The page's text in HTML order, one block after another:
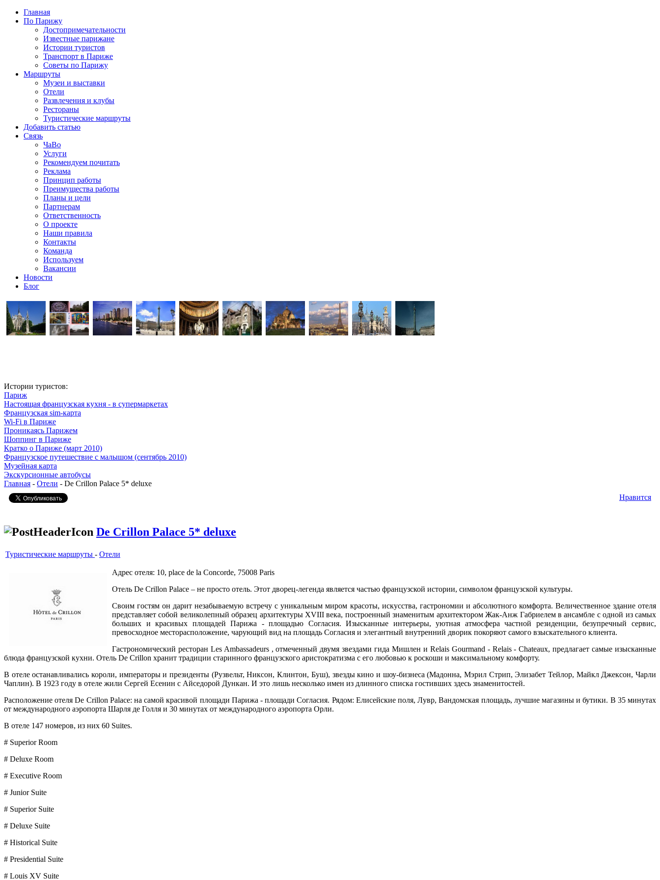
Главная
По Парижу
Достопримечательности
Известные парижане
Истории туристов
Транспорт в Париже
Советы по Парижу
Маршруты
Музеи и выставки
Отели
Развлечения и клубы
Рестораны
Туристические маршруты
Добавить статью
Связь
ЧаВо
Услуги
Рекомендуем почитать
Реклама
Принцип работы
Преимущества работы
Планы и цели
Партнерам
Ответственность
О проекте
Наши правила
Контакты
Команда
Используем
Вакансии
Новости
Блог
Истории туристов:
Париж
Настоящая французская кухня - в супермаркетах
Французская sim-карта
Wi-Fi в Париже
Проникаясь Парижем
Шоппинг в Париже
Кратко о Париже (март 2010)
Французское путешествие с малышом (сентябрь 2010)
Музейная карта
Экскурсионные автобусы
Главная - Отели - De Crillon Palace 5* deluxe
Нравится
De Crillon Palace 5* deluxe
Туристические маршруты - Отели
Адрес отеля: 10, place de la Concorde, 75008 Paris
Отель De Crillon Palace – не просто отель. Этот дворец-легенда является частью французской истории, символом французской культуры.
Своим гостям он дарит незабываемую встречу с уникальным миром красоты, искусства, гастрономии и абсолютного комфорта. Величественное здание отеля
представляет собой великолепный образец архитектуры XVIII века, построенный знаменитым архитектором Жак-Анж Габриелем в ансамбле с одной из самых
больших и красивых площадей Парижа - площадью Согласия. Изысканные интерьеры, уютная атмосфера частной резиденции, безупречный сервис,
превосходное месторасположение, чарующий вид на площадь Согласия и элегантный внутренний дворик покоряют самого взыскательного клиента.
Гастрономический ресторан Les Ambassadeurs , отмеченный двумя звездами гида Мишлен и Relais Gourmand - Relais - Chateaux, предлагает самые изысканные
блюда французской кухни. Отель De Crillon хранит традиции старинного французского аристократизма с его любовью к роскоши и максимальному комфорту.
В отеле останавливались короли, императоры и президенты (Рузвельт, Никсон, Клинтон, Буш), звезды кино и шоу-бизнеса (Мадонна, Мэрил Стрип, Элизабет Тейлор, Майкл Джексон, Чарли
Чаплин). В 1923 году в отеле жили Сергей Есенин с Айседорой Дункан. И это лишь несколько имен из длинного списка гостивших здесь знаменитостей.
Расположение отеля De Crillon Palace: на самой красивой площади Парижа - площади Согласия. Рядом: Елисейские поля, Лувр, Вандомская площадь, лучшие магазины и бутики. В 35 минутах
от международного аэропорта Шарля де Голля и 30 минутах от международного аэропорта Орли.
В отеле 147 номеров, из них 60 Suites.
# Superior Room
# Deluxe Room
# Executive Room
# Junior Suite
# Superior Suite
# Deluxe Suite
# Historical Suite
# Presidential Suite
# Louis XV Suite